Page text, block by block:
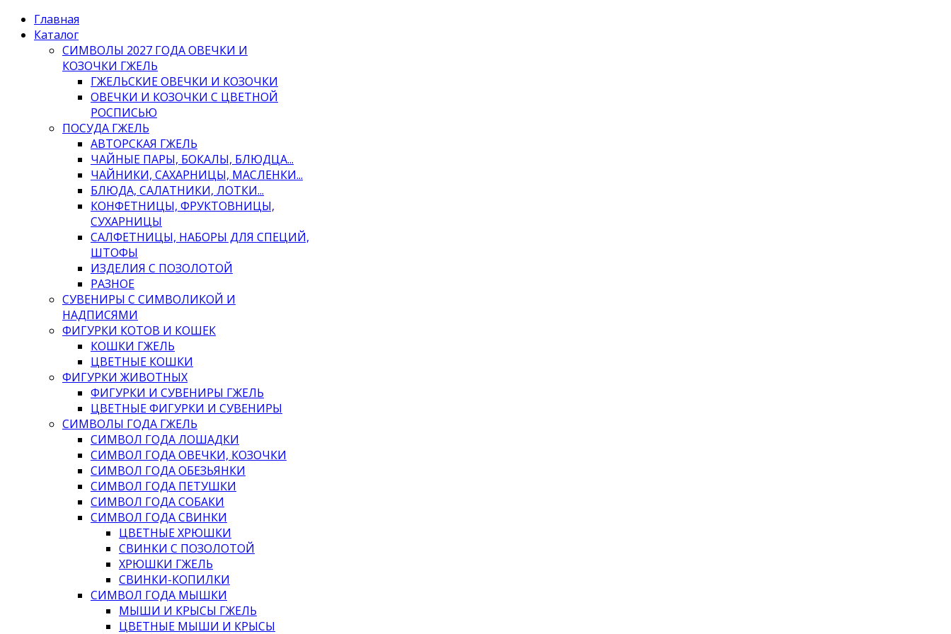
Главная
Каталог
СИМВОЛЫ 2027 ГОДА ОВЕЧКИ И
КОЗОЧКИ ГЖЕЛЬ
ГЖЕЛЬСКИЕ ОВЕЧКИ И КОЗОЧКИ
ОВЕЧКИ И КОЗОЧКИ С ЦВЕТНОЙ
РОСПИСЬЮ
ПОСУДА ГЖЕЛЬ
АВТОРСКАЯ ГЖЕЛЬ
ЧАЙНЫЕ ПАРЫ, БОКАЛЫ, БЛЮДЦА...
ЧАЙНИКИ, САХАРНИЦЫ, МАСЛЕНКИ...
БЛЮДА, САЛАТНИКИ, ЛОТКИ...
КОНФЕТНИЦЫ, ФРУКТОВНИЦЫ,
СУХАРНИЦЫ
САЛФЕТНИЦЫ, НАБОРЫ ДЛЯ СПЕЦИЙ,
ШТОФЫ
ИЗДЕЛИЯ С ПОЗОЛОТОЙ
РАЗНОЕ
СУВЕНИРЫ С СИМВОЛИКОЙ И
НАДПИСЯМИ
ФИГУРКИ КОТОВ И КОШЕК
КОШКИ ГЖЕЛЬ
ЦВЕТНЫЕ КОШКИ
ФИГУРКИ ЖИВОТНЫХ
ФИГУРКИ И СУВЕНИРЫ ГЖЕЛЬ
ЦВЕТНЫЕ ФИГУРКИ И СУВЕНИРЫ
СИМВОЛЫ ГОДА ГЖЕЛЬ
СИМВОЛ ГОДА ЛОШАДКИ
СИМВОЛ ГОДА ОВЕЧКИ, КОЗОЧКИ
СИМВОЛ ГОДА ОБЕЗЬЯНКИ
СИМВОЛ ГОДА ПЕТУШКИ
СИМВОЛ ГОДА СОБАКИ
СИМВОЛ ГОДА СВИНКИ
ЦВЕТНЫЕ ХРЮШКИ
СВИНКИ С ПОЗОЛОТОЙ
ХРЮШКИ ГЖЕЛЬ
СВИНКИ-КОПИЛКИ
СИМВОЛ ГОДА МЫШКИ
МЫШИ И КРЫСЫ ГЖЕЛЬ
ЦВЕТНЫЕ МЫШИ И КРЫСЫ